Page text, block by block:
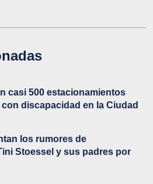
casi 500 estacionamientos
discapacidad en la Ciudad
los rumores de
Stoessel y sus padres por